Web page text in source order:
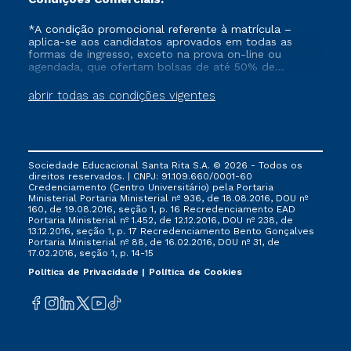
abrir todas as condições vigentes
*A condição promocional referente à matrícula –
aplica-se aos candidatos aprovados em todas as
formas de ingresso, exceto na prova on-line ou
agendada, que ofertam bolsas de até 50% de
que ainda não tenham efetivado e/ou não tenham
cancelado ou trancado sua matrícula em uma das
FIES, Prouni e outros programas governamentais, e
não se acumula com nenhuma outra campanha
ofertada pela Instituição.
Sociedade Educacional Santa Rita S.A. © 2026 - Todos os
direitos reservados. | CNPJ: 91.109.660/0001-60
Credenciamento (Centro Universitário) pela Portaria
Ministerial Portaria Ministerial nº 936, de 18.08.2016, DOU nº
160, de 19.08.2016, seção 1, p. 16 Recredenciamento EAD
Portaria Ministerial nº 1.452, de 12.12.2016, DOU nº 238, de
13.12.2016, seção 1, p. 17 Recredenciamento Bento Gonçalves
Portaria Ministerial nº 88, de 16.02.2016, DOU nº 31, de
17.02.2016, seção 1, p. 14-15
Política de Privacidade
Política de Cookies